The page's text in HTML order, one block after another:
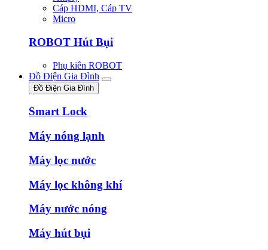
Cáp HDMI, Cáp TV
Micro
ROBOT Hút Bụi
Phụ kiên ROBOT
Đồ Điện Gia Đình
Đồ Điện Gia Đình
Smart Lock
Máy nóng lạnh
Máy lọc nước
Máy lọc không khí
Máy nước nóng
Máy hút bụi